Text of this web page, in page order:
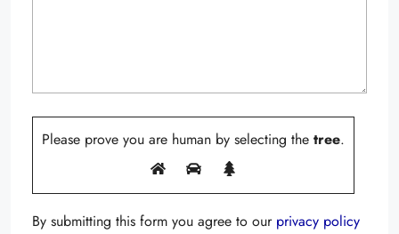
Please prove you are human by selecting the tree.
By submitting this form you agree to our privacy policy